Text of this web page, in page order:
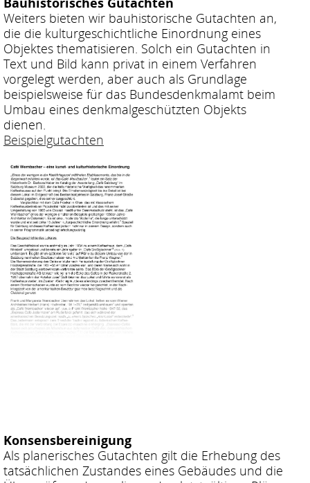
Weiters bieten wir bauhistorische Gutachten an,
die die kulturgeschichtliche Einordnung eines
Objektes thematisieren. Solch ein Gutachten in
Text und Bild kann privat in einem Verfahren
vorgelegt werden, aber auch als Grundlage
beispielsweise für das Bundesdenkmalamt beim
Umbau eines denkmalgeschützten Objekts
dienen.
Beispielgutachten
Konsensbereinigung
Als planerisches Gutachten gilt die Erhebung des
tatsächlichen Zustandes eines Gebäudes und die